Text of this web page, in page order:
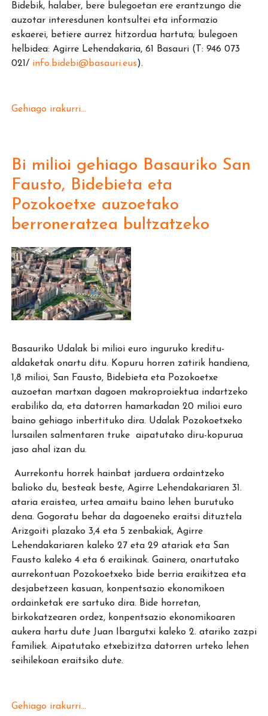
Bidebik, halaber, bere bulegoetan ere erantzungo die
auzotar interesdunen kontsultei eta informazio
eskaerei, betiere aurrez hitzordua hartuta; bulegoen
helbidea: Agirre Lehendakaria, 61 Basauri (T: 946 073
021/ info.bidebi@basauri.eus).
Gehiago irakurri...
Bi milioi gehiago Basauriko San
Fausto, Bidebieta eta
Pozokoetxe auzoetako
berroneratzea bultzatzeko
Basauriko Udalak bi milioi euro inguruko kreditu-
aldaketak onartu ditu. Kopuru horren zatirik handiena,
1,8 milioi, San Fausto, Bidebieta eta Pozokoetxe
auzoetan martxan dagoen makroproiektua indartzeko
erabiliko da, eta datorren hamarkadan 20 milioi euro
baino gehiago inbertituko dira. Udalak Pozokoetxeko
lursailen salmentaren truke aipatutako diru-kopurua
jaso ahal izan du.
Aurrekontu horrek hainbat jarduera ordaintzeko
balioko du, besteak beste, Agirre Lehendakariaren 31.
ataria eraistea, urtea amaitu baino lehen burutuko
dena. Gogoratu behar da dagoeneko eraitsi dituztela
Arizgoiti plazako 3,4 eta 5 zenbakiak, Agirre
Lehendakariaren kaleko 27 eta 29 atariak eta San
Fausto kaleko 4 eta 6 eraikinak. Gainera, onartutako
aurrekontuan Pozokoetxeko bide berria eraikitzea eta
desjabetzeen kasuan, konpentsazio ekonomikoen
ordainketak ere sartuko dira. Bide horretan,
birkokatzearen ordez, konpentsazio ekonomikoaren
aukera hartu dute Juan Ibargutxi kaleko 2. atariko zazpi
familiek. Aipatutako etxebizitza datorren urteko lehen
seihilekoan eraitsiko dute.
Gehiago irakurri...